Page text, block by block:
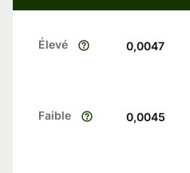
Élevé 0,0047
Faible 0,0045